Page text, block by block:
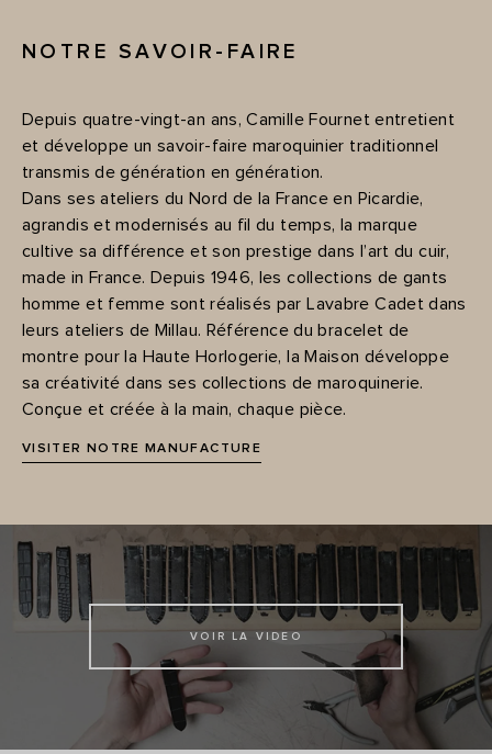
NOTRE SAVOIR-FAIRE
Depuis quatre-vingt-an ans, Camille Fournet entretient
et développe un savoir-faire maroquinier traditionnel
transmis de génération en génération.
Dans ses ateliers du Nord de la France en Picardie,
agrandis et modernisés au fil du temps, la marque
cultive sa différence et son prestige dans l’art du cuir,
made in France. Depuis 1946, les collections de gants
homme et femme sont réalisés par Lavabre Cadet dans
leurs ateliers de Millau. Référence du bracelet de
montre pour la Haute Horlogerie, la Maison développe
sa créativité dans ses collections de maroquinerie.
Conçue et créée à la main, chaque pièce.
VISITER NOTRE MANUFACTURE
VOIR LA VIDEO